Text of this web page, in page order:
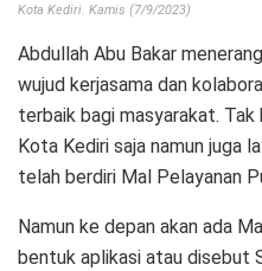
Kota Kediri. Kamis (7/9/2023)
Abdullah Abu Bakar
wujud kerjasama dan
terbaik bagi masyarakat. Tak
Kota Kediri saja namun juga
telah berdiri Mal Pelayanan
Namun ke depan akan ada
bentuk aplikasi atau disebut